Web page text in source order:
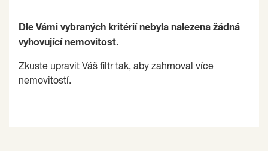
Dle Vámi vybraných kritérií nebyla nalezena žádná
vyhovující nemovitost.
Zkuste upravit Váš filtr tak, aby zahrnoval více
nemovitostí.